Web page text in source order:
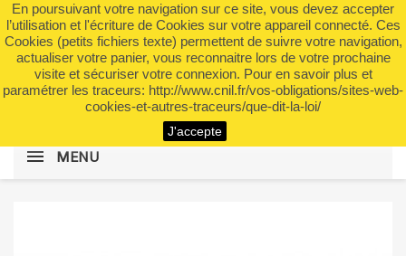
En poursuivant votre navigation sur ce site, vous devez accepter
l’utilisation et l'écriture de Cookies sur votre appareil connecté. Ces
Cookies (petits fichiers texte) permettent de suivre votre navigation,
actualiser votre panier, vous reconnaitre lors de votre prochaine
visite et sécuriser votre connexion. Pour en savoir plus et
paramétrer les traceurs: http://www.cnil.fr/vos-obligations/sites-web-
cookies-et-autres-traceurs/que-dit-la-loi/
J'accepte
 shopping_cart (0)

search
MENU